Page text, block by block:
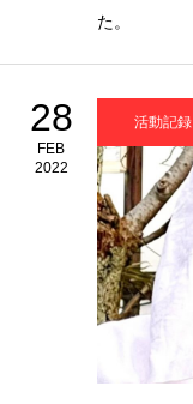
た。
28
FEB
2022
活動記録